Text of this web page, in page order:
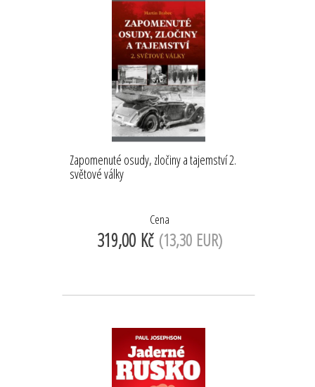
Zapomenuté osudy, zločiny a tajemství 2.
světové války
Cena
319,00 Kč (13,30 EUR)